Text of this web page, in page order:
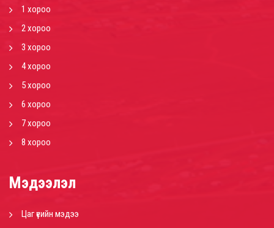
1 хороо
2 хороо
3 хороо
4 хороо
5 хороо
6 хороо
7 хороо
8 хороо
Мэдээлэл
Цаг үеийн мэдээ